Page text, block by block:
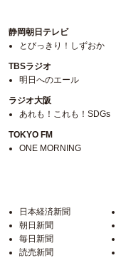
静岡朝日テレビ
とびっきり！しずおか
TBSラジオ
明日へのエール
ラジオ大阪
あれも！これも！SDGs
TOKYO FM
ONE MORNING
日本経済新聞
朝日新聞
毎日新聞
読売新聞